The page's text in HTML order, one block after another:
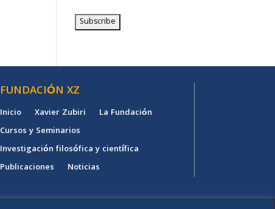
FUNDACIÓN XZ
Inicio Xavier Zubiri
La Fundación
Cursos y Seminarios
Investigación filosófica y científica
Publicaciones
Noticias